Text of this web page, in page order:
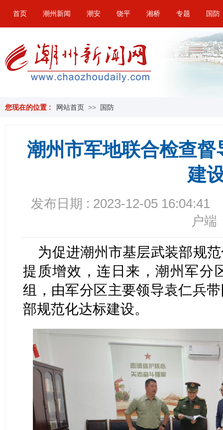
首页 潮州新闻 潮安 饶平 湘桥 专题 国防
您现在的位置 : 网站首页 >> 国防
潮州市军地联合检查
建
发布日期 : 2023-12-05 16:04:41
户端
为促进潮州市基层武装部规
提质增效，连日来，潮州军分
组，由军分区主要领导袁仁兵
部规范化达标建设。